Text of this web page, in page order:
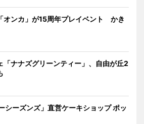
オンカ」が15周年プレイベント かき
「ナナズグリーンティー」、自由が丘2
シーズンズ」直営ケーキショップ ポッ